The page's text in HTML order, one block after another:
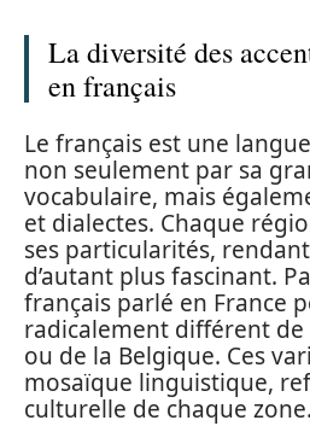
La diversité des
en français
Le français est une
non seulement par sa
vocabulaire, mais
et dialectes. Chaque
ses particularités,
d’autant plus fascinant.
français parlé en France
radicalement différent de
ou de la Belgique. Ces
mosaïque linguistique,
culturelle de chaque zone.